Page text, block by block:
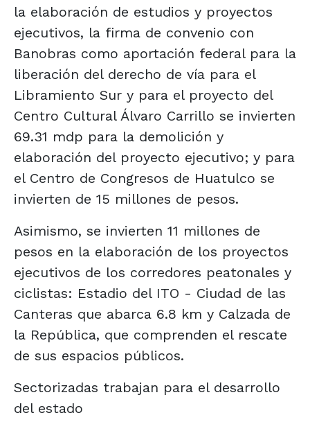
la elaboración de estudios y proyectos
ejecutivos, la firma de convenio con
Banobras como aportación federal para la
liberación del derecho de vía para el
Libramiento Sur y para el proyecto del
Centro Cultural Álvaro Carrillo se invierten
69.31 mdp para la demolición y
elaboración del proyecto ejecutivo; y para
el Centro de Congresos de Huatulco se
invierten de 15 millones de pesos.
Asimismo, se invierten 11 millones de
pesos en la elaboración de los proyectos
ejecutivos de los corredores peatonales y
ciclistas: Estadio del ITO - Ciudad de las
Canteras que abarca 6.8 km y Calzada de
la República, que comprenden el rescate
de sus espacios públicos.
Sectorizadas trabajan para el desarrollo
del estado